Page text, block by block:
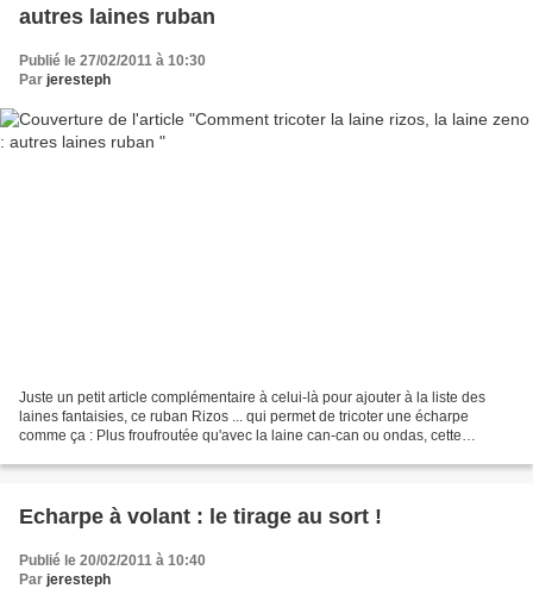
autres laines ruban
Publié le 27/02/2011 à 10:30
Par jeresteph
Juste un petit article complémentaire à celui-là pour ajouter à la liste des
laines fantaisies, ce ruban Rizos ... qui permet de tricoter une écharpe
comme ça : Plus froufroutée qu'avec la laine can-can ou ondas, cette
Echarpe à volant : le tirage au sort !
Publié le 20/02/2011 à 10:40
Par jeresteph